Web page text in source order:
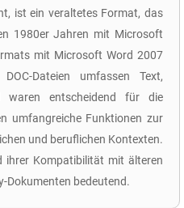
ist ein veraltetes Format, das
1980er Jahren mit Microsoft
mit Microsoft Word 2007
Dateien umfassen Text,
waren entscheidend für die
umfangreiche Funktionen zur
und beruflichen Kontexten.
ihrer Kompatibilität mit älteren
Dokumenten bedeutend.